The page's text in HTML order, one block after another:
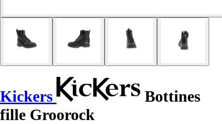
Kickers
Bottines
fille Groorock